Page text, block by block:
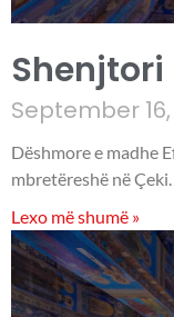
Shenjtori
September
Dëshmore e madhe
mbretëreshë në Çeki.
Lexo më shumë »